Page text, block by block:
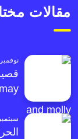
مقالات
نوفمبر ١٠, ٢٠٢١
may
سبتمبر ٠٧, ٢٠٢١